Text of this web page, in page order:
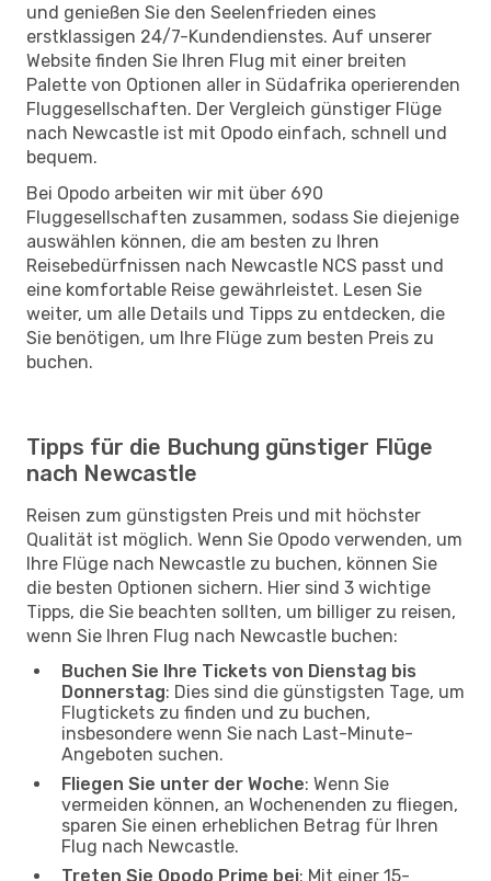
und genießen Sie den Seelenfrieden eines
erstklassigen 24/7-Kundendienstes. Auf unserer
Website finden Sie Ihren Flug mit einer breiten
Palette von Optionen aller in Südafrika operierenden
Fluggesellschaften. Der Vergleich günstiger Flüge
nach Newcastle ist mit Opodo einfach, schnell und
bequem.
Bei Opodo arbeiten wir mit über 690
Fluggesellschaften zusammen, sodass Sie diejenige
auswählen können, die am besten zu Ihren
Reisebedürfnissen nach Newcastle NCS passt und
eine komfortable Reise gewährleistet. Lesen Sie
weiter, um alle Details und Tipps zu entdecken, die
Sie benötigen, um Ihre Flüge zum besten Preis zu
buchen.
Tipps für die Buchung günstiger Flüge
nach Newcastle
Reisen zum günstigsten Preis und mit höchster
Qualität ist möglich. Wenn Sie Opodo verwenden, um
Ihre Flüge nach Newcastle zu buchen, können Sie
die besten Optionen sichern. Hier sind 3 wichtige
Tipps, die Sie beachten sollten, um billiger zu reisen,
wenn Sie Ihren Flug nach Newcastle buchen:
Buchen Sie Ihre Tickets von Dienstag bis
Donnerstag: Dies sind die günstigsten Tage, um
Flugtickets zu finden und zu buchen,
insbesondere wenn Sie nach Last-Minute-
Angeboten suchen.
Fliegen Sie unter der Woche: Wenn Sie
vermeiden können, an Wochenenden zu fliegen,
sparen Sie einen erheblichen Betrag für Ihren
Flug nach Newcastle.
Treten Sie Opodo Prime bei: Mit einer 15-